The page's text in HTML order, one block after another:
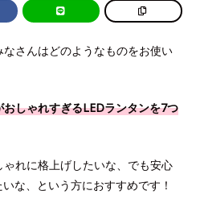
さんはどのようなものをお使い
しゃれすぎるLEDランタンを7つ
れに格上げしたいな、でも安心
な、という方におすすめです！